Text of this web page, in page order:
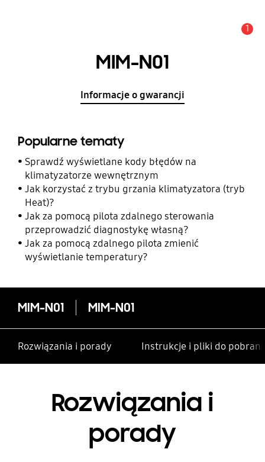
1
MIM-N01
Informacje o gwarancji
Popularne tematy
Sprawdź wyświetlane kody błędów na
klimatyzatorze wewnętrznym
Jak korzystać z trybu grzania klimatyzatora (tryb
Heat)?
Jak za pomocą pilota zdalnego sterowania
przeprowadzić diagnostykę własną?
Jak za pomocą zdalnego pilota zmienić
wyświetlanie temperatury?
MIM-N01 MIM-N01
Rozwiązania i porady Instrukcje i pliki do
Rozwiązania i
porady